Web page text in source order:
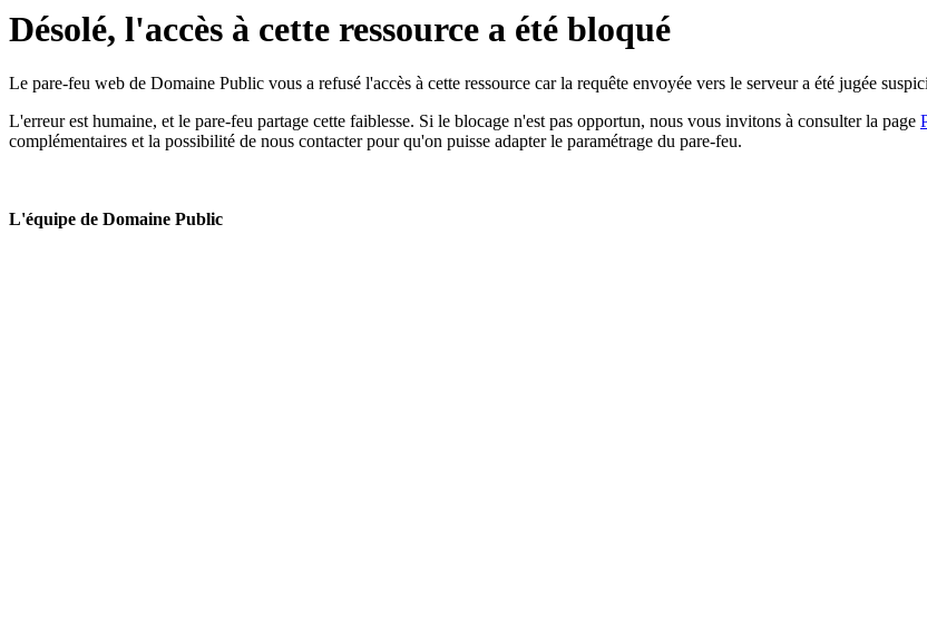
Désolé, l'accès à cette ressource a été bloqué
Le pare-feu web de Domaine Public vous a refusé l'accès à cette ressource car la requête envoyée vers le serveur a été jugée
L'erreur est humaine, et le pare-feu partage cette faiblesse. Si le blocage n'est pas opportun, nous vous invitons à consulter la page
complémentaires et la possibilité de nous contacter pour qu'on puisse adapter le paramétrage du pare-feu.
L'équipe de Domaine Public